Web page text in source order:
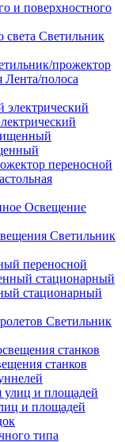
и поверхностного
Светильник
прожектор
Лента/полоса
переносной
Освещение
Светильник
переносной
стационарный
Светильник
станков
и площадей